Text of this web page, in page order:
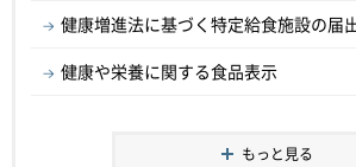
健康増進法に基づく特定給食施設の届
健康や栄養に関する食品表示
もっと見る